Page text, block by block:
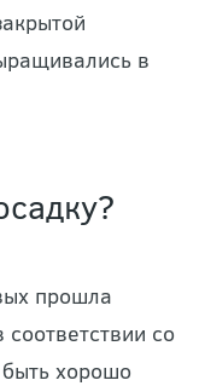
в
прошла
со
хорошо